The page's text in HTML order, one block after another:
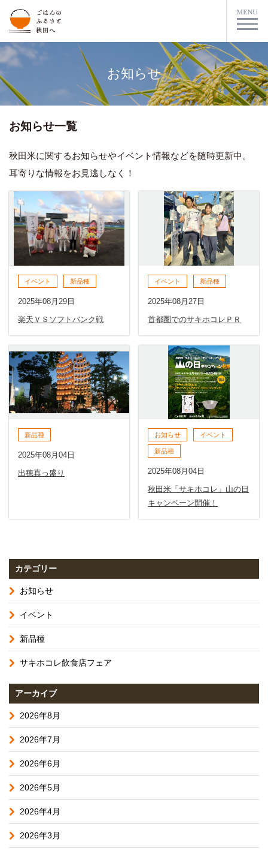
お知らせ
お知らせ一覧
秋田米に関するお知らせやイベント情報などを随時更新中。
耳寄りな情報をお見逃しなく！
イベント 新品種
2025年08月29日
楽天ＶＳソフトバンク戦
イベント 新品種
2025年08月27日
首都圏でのサキホコレＰＲ
新品種
2025年08月04日
出穂真っ盛り
お知らせ イベント
新品種
2025年08月04日
秋田米「サキホコレ」山の日
キャンペーン開催！
カテゴリー
お知らせ
イベント
新品種
サキホコレ飲食店フェア
アーカイブ
2026年8月
2026年7月
2026年6月
2026年5月
2026年4月
2026年3月